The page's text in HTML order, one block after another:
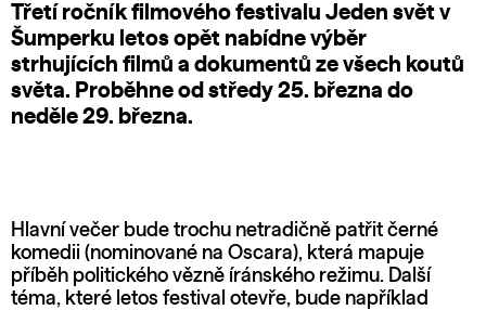
Třetí ročník filmového festivalu Jeden svět v
Šumperku letos opět nabídne výběr
strhujících filmů a dokumentů ze všech koutů
světa. Proběhne od středy 25. března do
neděle 29. března.
Hlavní večer bude trochu netradičně patřit černé
komedii (nominované na Oscara), která mapuje
příběh politického vězně íránského režimu. Další
téma, které letos festival otevře, bude například